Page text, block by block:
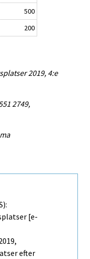
500
200
2019, 4:e
2749,
[e-
efter